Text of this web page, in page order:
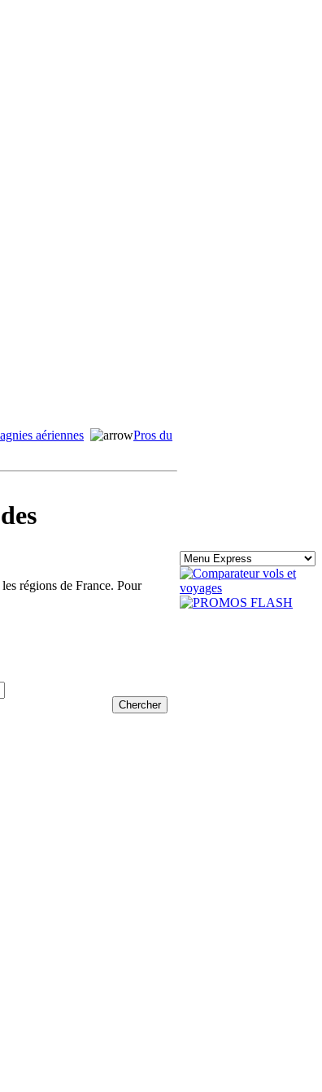
aériennes
Pros du
régions de France. Pour